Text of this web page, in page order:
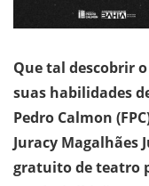
Que tal descobrir
suas habilidades
Pedro Calmon
Juracy Magalhães
gratuito de teatro